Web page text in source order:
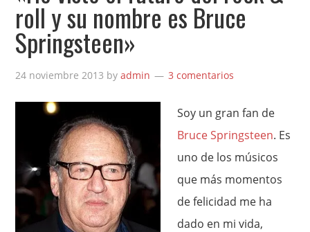
roll y su nombre es Bruce
Springsteen»
24 noviembre 2013 byadmin 3 comentarios
Soy un gran fan de
Bruce Springsteen. Es
uno de los músicos
que más momentos
de felicidad me ha
dado en mi vida,